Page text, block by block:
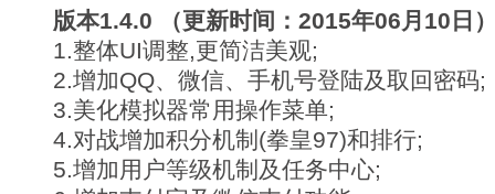
版本1.4.0 （更新时间：2015年06月10日
1.整体UI调整,更简洁美观;
2.增加QQ、微信、手机号登陆及取回密码;
3.美化模拟器常用操作菜单;
4.对战增加积分机制(拳皇97)和排行;
5.增加用户等级机制及任务中心;